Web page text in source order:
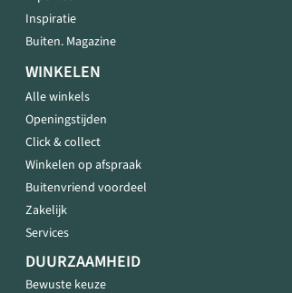
Inspiratie
Buiten. Magazine
WINKELEN
Alle winkels
Openingstijden
Click & collect
Winkelen op afspraak
Buitenvriend voordeel
Zakelijk
Services
DUURZAAMHEID
Bewuste keuze